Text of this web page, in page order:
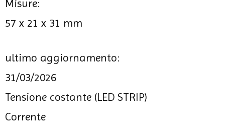
Misure:
57 x 21 x 31 mm
ultimo aggiornamento:
31/03/2026
Tensione costante (LED STRIP)
Corrente